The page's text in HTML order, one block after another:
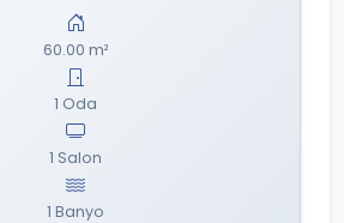
60.00 m²
1 Oda
1 Salon
1 Banyo